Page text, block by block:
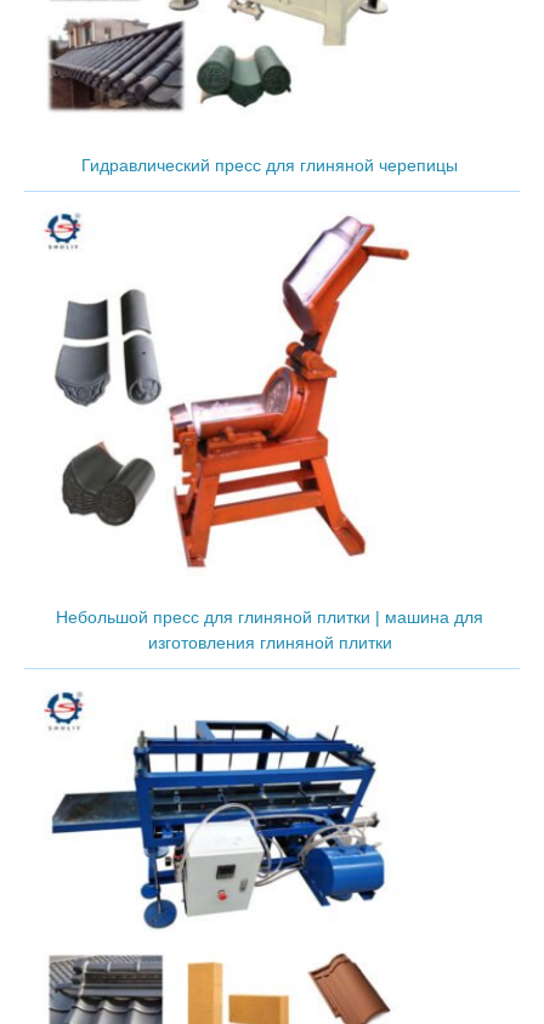
Гидравлический пресс для глиняной черепицы
Небольшой пресс для глиняной плитки | машина для
изготовления глиняной плитки